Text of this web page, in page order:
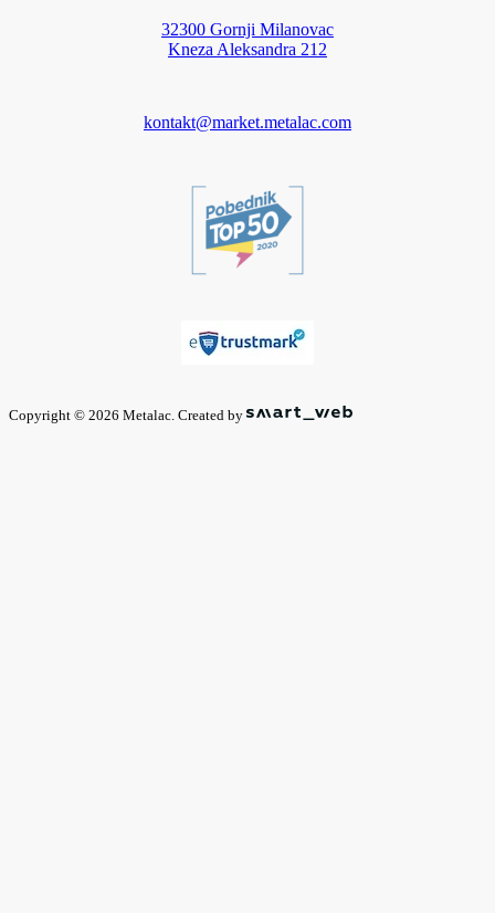
32300 Gornji Milanovac
Kneza Aleksandra 212
kontakt@market.metalac.com
Copyright © 2026 Metalac. Created by